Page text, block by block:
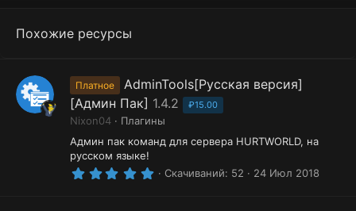
Похожие ресурсы
Платное
AdminTools[Русская версия]
[Админ Пак] 1.4.2 ₽15.00
Nixon04
Плагины
Админ пак команд для сервера HURTWORLD, на
русском языке!
5 Скачиваний 52 24 Июл 2018